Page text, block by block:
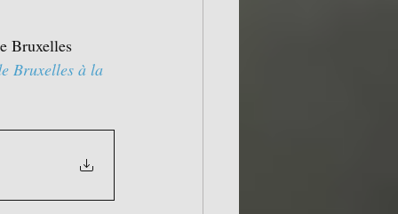
Bruxelles
Bruxelles à la